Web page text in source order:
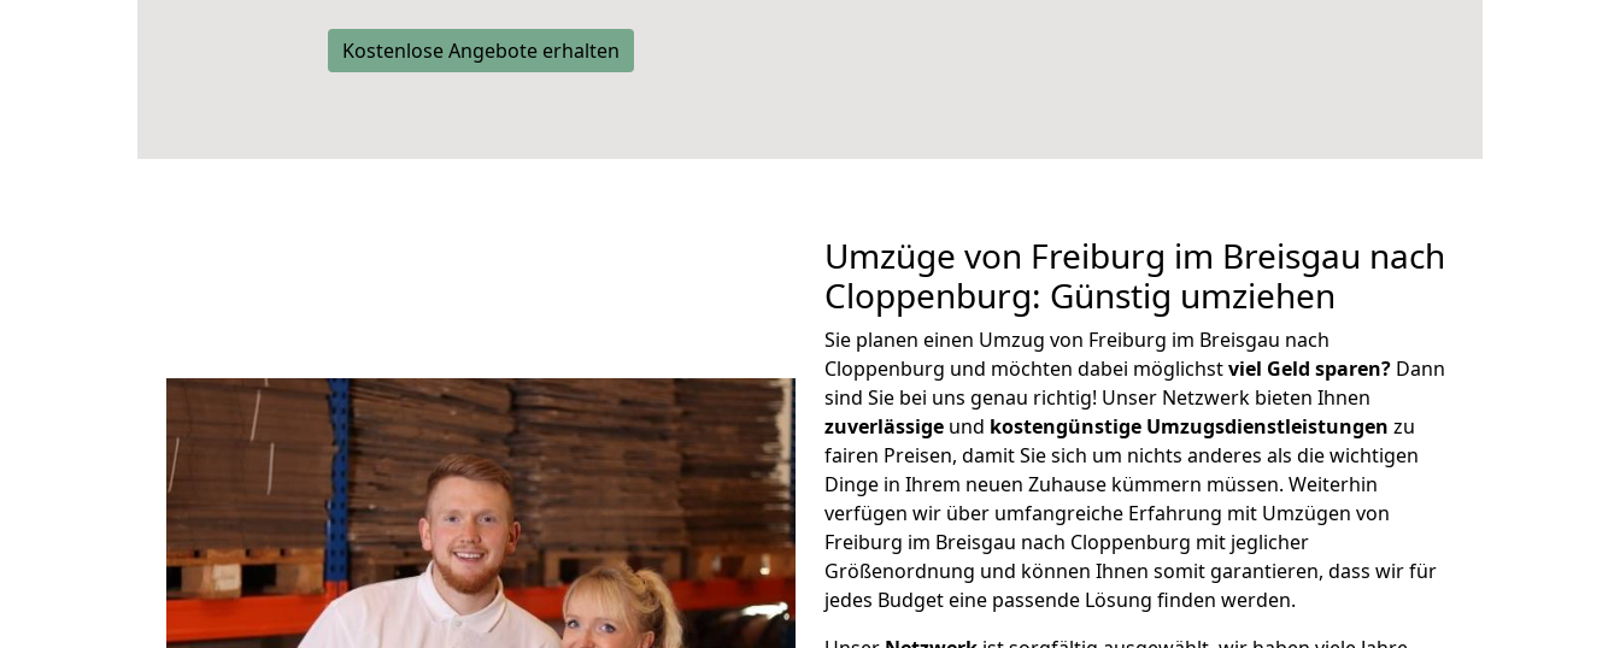
Kostenlose Angebote erhalten
Umzüge von Freiburg im Breisgau nach
Cloppenburg: Günstig umziehen
Sie planen einen Umzug von Freiburg im Breisgau nach
Cloppenburg und möchten dabei möglichstviel Geld sparen? Dann
sind Sie bei uns genau richtig! Unser Netzwerk bieten Ihnen
zuverlässige und kostengünstige Umzugsdienstleistungen zu
fairen Preisen, damit Sie sich um nichts anderes als die wichtigen
Dinge in Ihrem neuen Zuhause kümmern müssen. Weiterhin
verfügen wir über umfangreiche Erfahrung mit Umzügen von
Freiburg im Breisgau nach Cloppenburg mit jeglicher
Größenordnung und können Ihnen somit garantieren, dass wir für
jedes Budget eine passende Lösung finden werden.